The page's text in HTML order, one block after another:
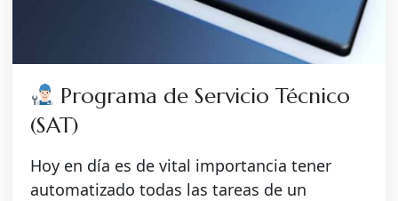
Programa de Servicio Técnico
(SAT)
Hoy en día es de vital importancia tener
automatizado todas las tareas de un